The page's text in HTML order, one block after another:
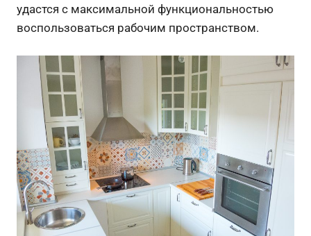
удастся с максимальной функциональностью
воспользоваться рабочим пространством.